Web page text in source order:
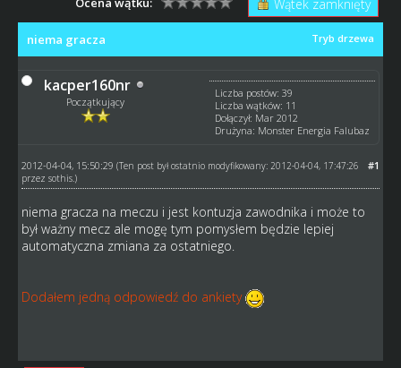
Wątek zamknięty
Tryb drzewa
niema gracza
kacper160nr
Początkujący
Liczba postów: 39
Liczba wątków: 11
Dołączył: Mar 2012
Drużyna: Monster Energia Falubaz
#1
2012-04-04, 15:50:29 (Ten post był ostatnio modyfikowany: 2012-04-04, 17:47:26
przez sothis.)
niema gracza na meczu i jest kontuzja zawodnika i może to
był ważny mecz ale mogę tym pomysłem będzie lepiej
automatyczna zmiana za ostatniego.
Dodałem jedną odpowiedź do ankiety